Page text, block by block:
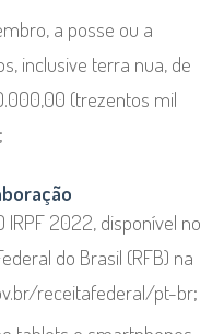
a posse ou a
inclusive terra nua, de
(trezentos mil
2022, disponível no
do Brasil (RFB) na
receitafederal/pt-br;